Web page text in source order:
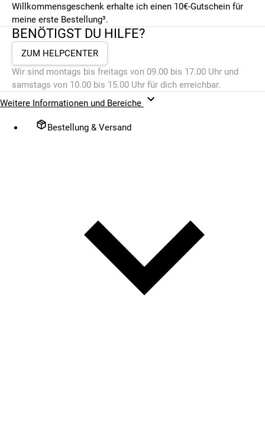
Willkommensgeschenk erhalte ich einen 10€-Gutschein für
meine erste Bestellung³.
BENÖTIGST DU HILFE?
ZUM HELPCENTER
Wir sind montags bis freitags von 09.00 bis 17.00 Uhr und
samstags von 10.00 bis 15.00 Uhr für dich erreichbar.
Weitere Informationen und Bereiche
Bestellung & Versand